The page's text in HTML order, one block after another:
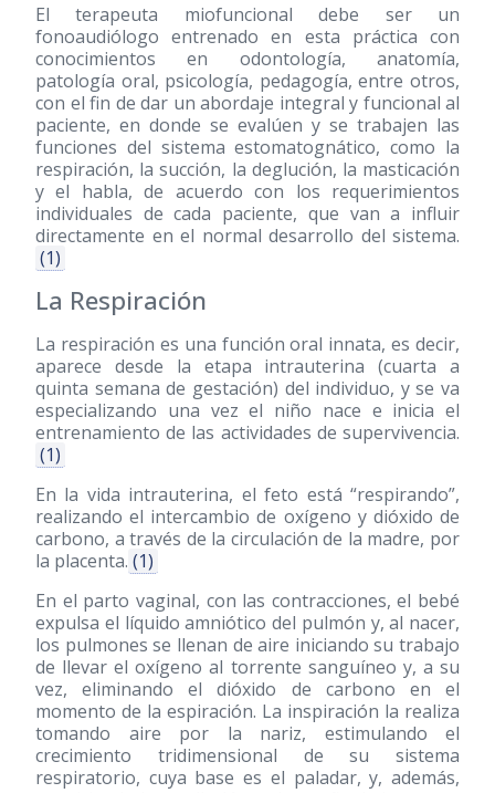
El terapeuta miofuncional debe ser un
fonoaudiólogo entrenado en esta práctica con
conocimientos en odontología, anatomía,
patología oral, psicología, pedagogía, entre otros,
con el fin de dar un abordaje integral y funcional al
paciente, en donde se evalúen y se trabajen las
funciones del sistema estomatognático, como la
respiración, la succión, la deglución, la masticación
y el habla, de acuerdo con los requerimientos
individuales de cada paciente, que van a influir
directamente en el normal desarrollo del sistema.
(1)
La Respiración
La respiración es una función oral innata, es decir,
aparece desde la etapa intrauterina (cuarta a
quinta semana de gestación) del individuo, y se va
especializando una vez el niño nace e inicia el
entrenamiento de las actividades de supervivencia.
(1)
En la vida intrauterina, el feto está “respirando”,
realizando el intercambio de oxígeno y dióxido de
carbono, a través de la circulación de la madre, por
la placenta. (1)
En el parto vaginal, con las contracciones, el bebé
expulsa el líquido amniótico del pulmón y, al nacer,
los pulmones se llenan de aire iniciando su trabajo
de llevar el oxígeno al torrente sanguíneo y, a su
vez, eliminando el dióxido de carbono en el
momento de la espiración. La inspiración la realiza
tomando aire por la nariz, estimulando el
crecimiento tridimensional de su sistema
respiratorio, cuya base es el paladar, y, además,